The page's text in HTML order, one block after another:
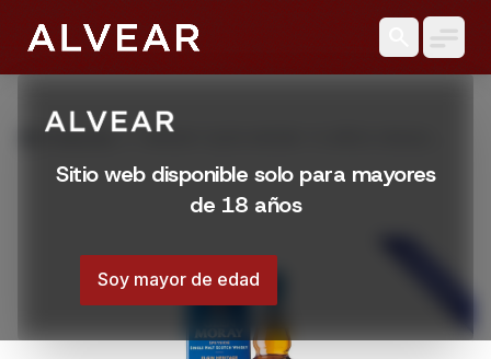
Sitio web disponible solo para mayores
de 18 años
Soy mayor de edad
Productos
WHISKY GLEN MORAY 15 AÑOS SINGLE
DESTACADO